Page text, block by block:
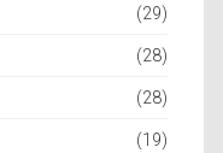
(29)
(28)
(28)
(19)